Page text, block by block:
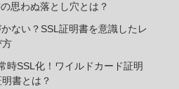
思わぬ落とし穴とは？
ない？SSL証明書を意識したレ
方
時SSL化！ワイルドカード証明
書とは？